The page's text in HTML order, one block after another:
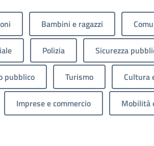
Bambini e ragazzi
Polizia Sicurezza
pubblico Turismo Cultura
Imprese e commercio Mobilità